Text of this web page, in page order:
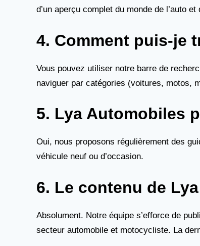
d’un aperçu complet du monde de l’auto et
4. Comment puis-je
Vous pouvez utiliser notre barre de
naviguer par catégories (voitures, motos,
5. Lya Automobiles
Oui, nous proposons régulièrement des
véhicule neuf ou d’occasion.
6. Le contenu de
Absolument. Notre équipe s’efforce de
secteur automobile et motocycliste. La